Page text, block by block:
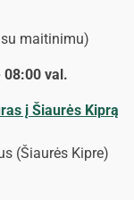
maitinimu)
08:00 val.
į Šiaurės Kiprą
(Šiaurės Kipre)